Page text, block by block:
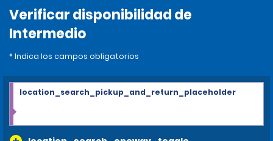
Verificar disponibilidad de
Intermedio
* Indica los campos obligatorios
location_search_pickup_and_return_placeholder